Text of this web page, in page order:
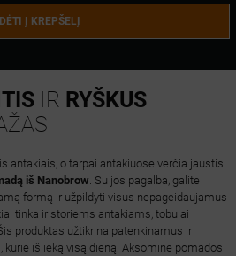
Į KREPŠELĮ
IR RYŠKUS
antakiais, o tarpai antakiuose verčia jaustis
iš Nanobrow . Su jos pagalba, galite
formą ir užpildyti visus nepageidaujamus
tinka ir storiems antakiams, tobulai
Šis produktas užtikrina patenkinamus ir
išlieką visą dieną. Aksominė pomados